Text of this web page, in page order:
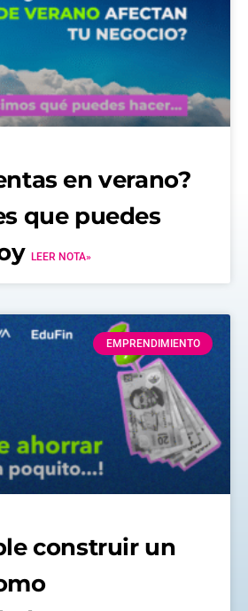
en verano?
que puedes
LEER NOTA»
EMPRENDIMIENTO
construir un